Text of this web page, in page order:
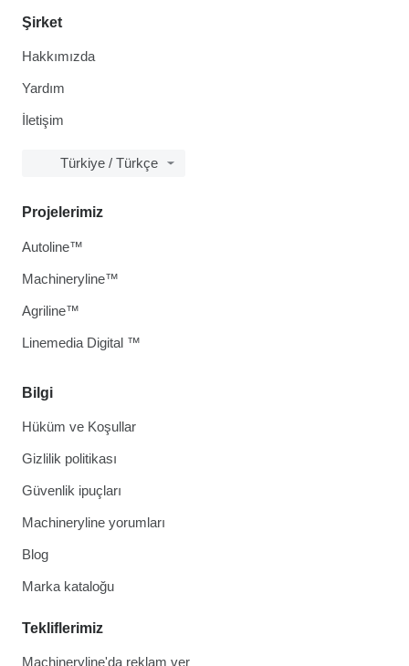
Şirket
Hakkımızda
Yardım
İletişim
Türkiye / Türkçe
Bilgi
Hüküm ve Koşullar
Gizlilik politikası
Güvenlik ipuçları
Machineryline yorumları
Blog
Marka kataloğu
Tekliflerimiz
Machineryline'da reklam ver
Projelerimiz
Autoline™
Machineryline™
Agriline™
Linemedia Digital ™